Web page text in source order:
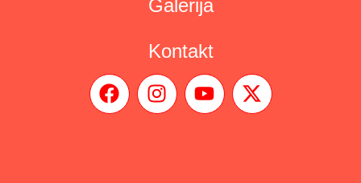
Galerija
Kontakt